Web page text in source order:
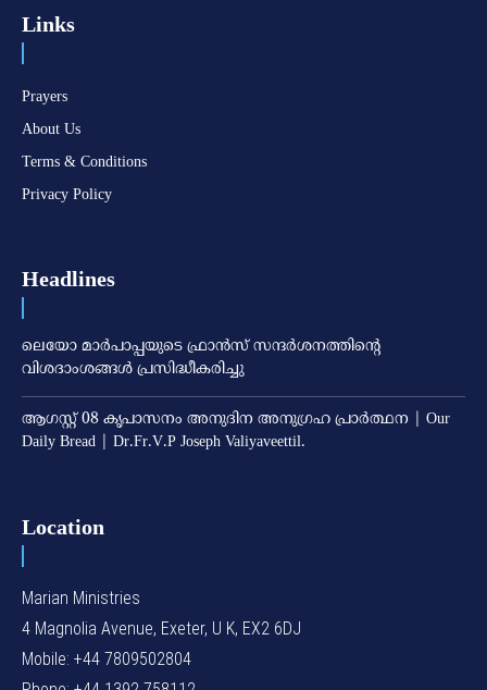
Links
Prayers
About Us
Terms & Conditions
Privacy Policy
Headlines
ലെയോ മാര്‍പാപ്പയുടെ ഫ്രാന്‍സ് സന്ദര്‍ശനത്തിന്റെ
വിശദാംശങ്ങള്‍ പ്രസിദ്ധീകരിച്ചു
ആഗസ്റ്റ് 08 കൃപാസനം അനുദിന അനുഗ്രഹ പ്രാർത്ഥന | Our
Daily Bread | Dr.Fr.V.P Joseph Valiyaveettil.
Location
Marian Ministries
4 Magnolia Avenue, Exeter, U K, EX2 6DJ
Mobile: +44 7809502804